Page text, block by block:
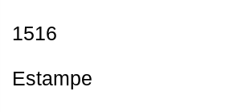
1516
Estampe